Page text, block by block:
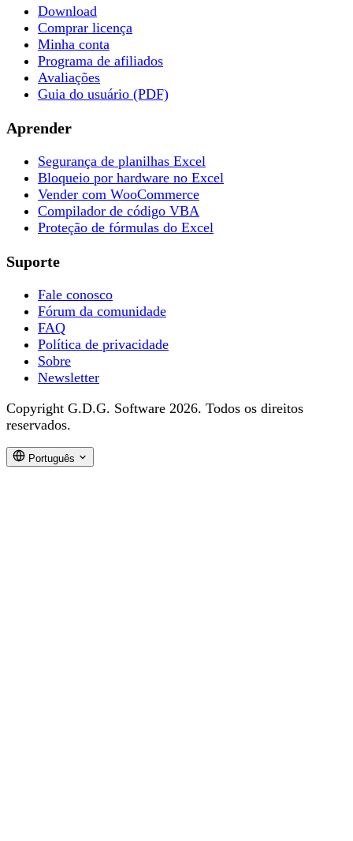
Download
Comprar licença
Minha conta
Programa de afiliados
Avaliações
Guia do usuário (PDF)
Aprender
Segurança de planilhas Excel
Bloqueio por hardware no Excel
Vender com WooCommerce
Compilador de código VBA
Proteção de fórmulas do Excel
Suporte
Fale conosco
Fórum da comunidade
FAQ
Política de privacidade
Sobre
Newsletter
Copyright G.D.G. Software 2026. Todos os direitos
reservados.
Português